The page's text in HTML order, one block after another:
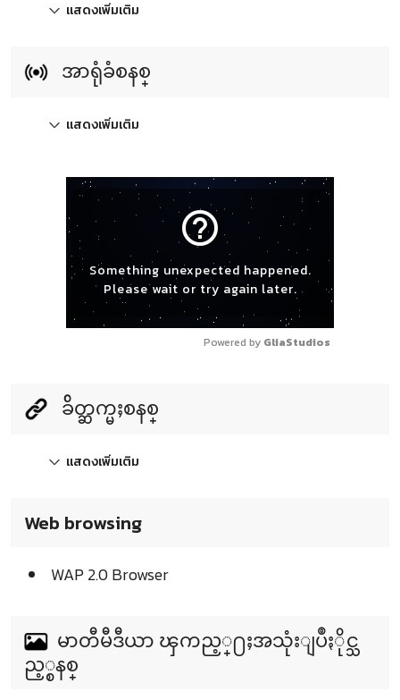
แสดงเพิ่มเติม
အာရုံခံစနစ္
แสดงเพิ่มเติม
help_outline
Something unexpected happened.
Please wait or try again later.
Powered by GliaStudios
ခ်ိတ္ဆက္မႈစနစ္
แสดงเพิ่มเติม
Web browsing
WAP 2.0 Browser
မာတီမီဒီယာ ၾကည့္႐ႈအသုံးျပဳႏိုင္သ
ည့္စနစ္